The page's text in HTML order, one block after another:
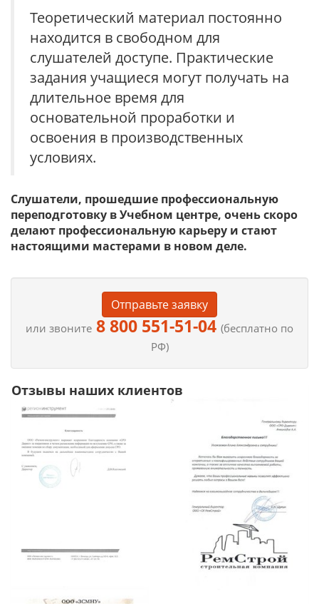
Теоретический материал постоянно
находится в свободном для
слушателей доступе. Практические
задания учащиеся могут получать на
длительное время для
основательной проработки и
освоения в производственных
условиях.
Слушатели, прошедшие профессиональную
переподготовку в Учебном центре, очень скоро
делают профессиональную карьеру и стают
настоящими мастерами в новом деле.
Отправьте заявку
или звоните 8 800 551-51-04 (бесплатно по
РФ)
Отзывы наших клиентов